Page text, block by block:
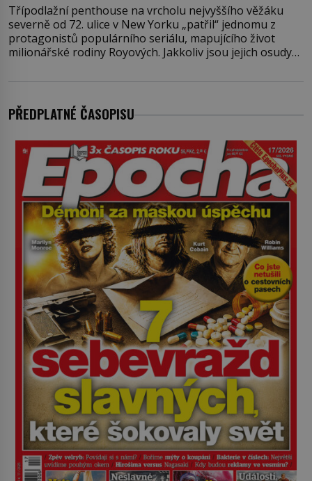
Třípodlažní penthouse na vrcholu nejvyššího věžáku
severně od 72. ulice v New Yorku „patřil“ jednomu z
protagonistů populárního seriálu, mapujícího život
milionářské rodiny Royových. Jakkoliv jsou jejich osudy
jenom jednou z nemovitostí
PŘEDPLATNÉ ČASOPISU